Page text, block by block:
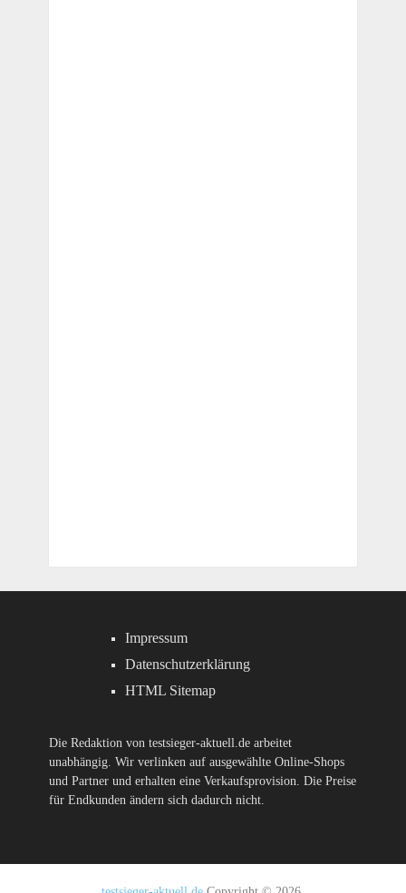
Impressum
Datenschutzerklärung
HTML Sitemap
Die Redaktion von testsieger-aktuell.de arbeitet
unabhängig. Wir verlinken auf ausgewählte Online-Shops
und Partner und erhalten eine Verkaufsprovision. Die Preise
für Endkunden ändern sich dadurch nicht.